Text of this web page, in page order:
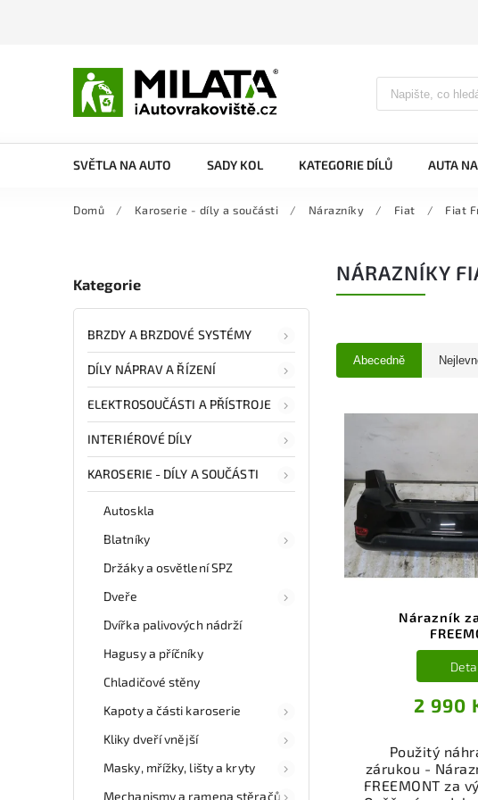
SVĚTLA NA AUTO SADY KOL KATEGORIE DÍLŮ AUTA
Domů / Karoserie - díly a součásti / Nárazníky / Fiat / Fiat
Kategorie
BRZDY A BRZDOVÉ SYSTÉMY
DÍLY NÁPRAV A ŘÍZENÍ
ELEKTROSOUČÁSTI A PŘÍSTROJE
INTERIÉROVÉ DÍLY
KAROSERIE - DÍLY A SOUČÁSTI
Autoskla
Blatníky
Držáky a osvětlení SPZ
Dveře
Dvířka palivových nádrží
Hagusy a příčníky
Chladičové stěny
Kapoty a části karoserie
Kliky dveří vnější
Masky, mřížky, lišty a kryty
Mechanismy a ramena stěračů
NÁRAZNÍKY
Abecedně
Nárazník
2 990
Použitý
zárukou -
FREEMONT za